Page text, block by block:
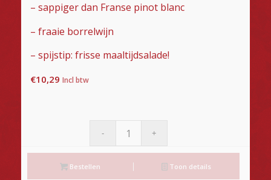
– sappiger dan Franse pinot blanc
– fraaie borrelwijn
– spijstip: frisse maaltijdsalade!
€10,29 Incl btw
Bestellen Toon details